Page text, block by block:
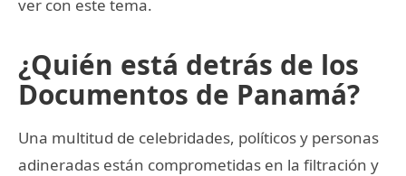
ver con este tema.
¿Quién está detrás de los
Documentos de Panamá?
Una multitud de celebridades, políticos y personas
adineradas están comprometidas en la filtración y